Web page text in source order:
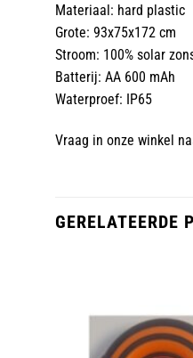
Materiaal: hard plastic
Grote: 93x75x172 cm
Stroom: 100% solar
Batterij: AA 600 mAh
Waterproef: IP65
Vraag in onze winkel
GERELATEERDE